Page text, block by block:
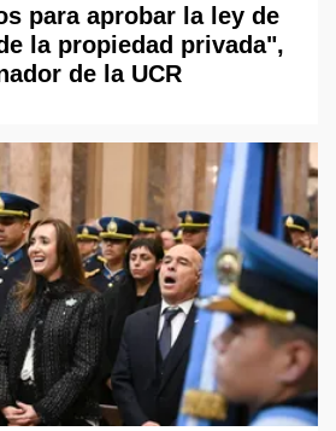
para aprobar la ley de
la propiedad privada",
de la UCR